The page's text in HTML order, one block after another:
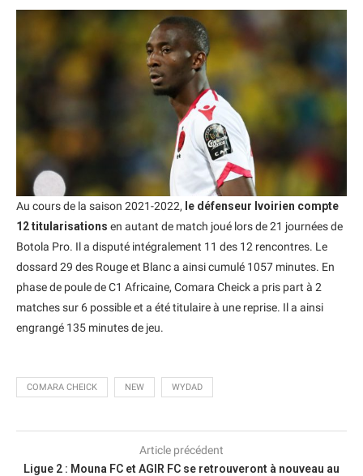
Au cours de la saison 2021-2022, le défenseur Ivoirien compte
12 titularisations en autant de match joué lors de 21 journées de
Botola Pro. Il a disputé intégralement 11 des 12 rencontres. Le
dossard 29 des Rouge et Blanc a ainsi cumulé 1057 minutes. En
phase de poule de C1 Africaine, Comara Cheick a pris part à 2
matches sur 6 possible et a été titulaire à une reprise. Il a ainsi
engrangé 135 minutes de jeu.
COMARA CHEICK NEW WYDAD
Article précédent
Ligue 2 : Mouna FC et AGIR FC se retrouveront à nouveau au